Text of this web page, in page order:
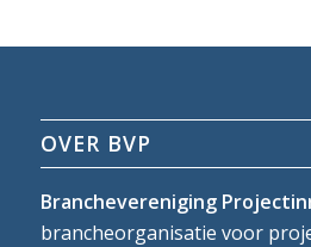
OVER BVP
Branchevereniging
brancheorganisatie voor